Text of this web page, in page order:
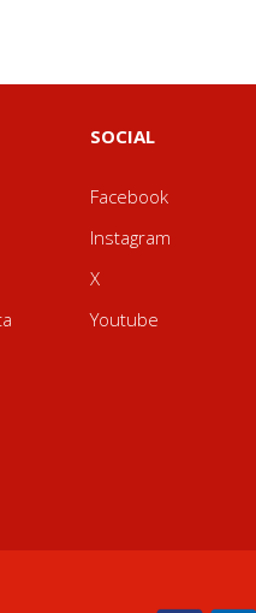
SOCIAL
Facebook
Instagram
X
Youtube